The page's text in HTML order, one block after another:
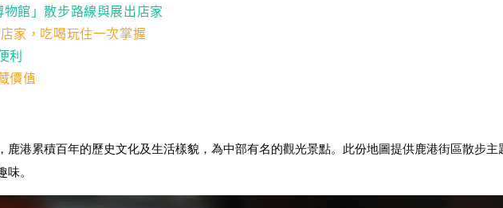
館」散步路線與展出店家
家，吃喝玩住一次掌握
利
價值
鹿港累積百年的歷史文化及生活樣貌，為中部有名的觀光景點。此份地圖提供鹿港街區散步
。